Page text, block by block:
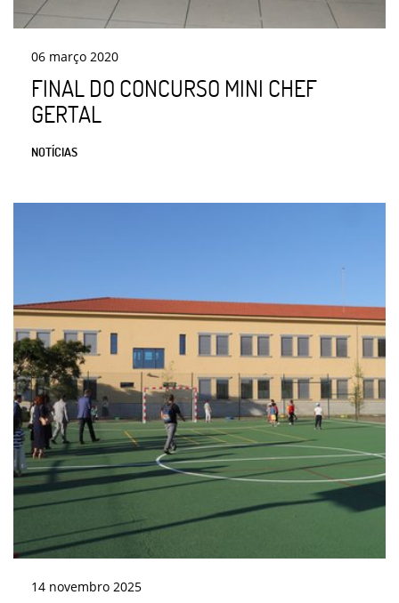
06 março 2020
FINAL DO CONCURSO MINI CHEF
GERTAL
NOTÍCIAS
14 novembro 2025